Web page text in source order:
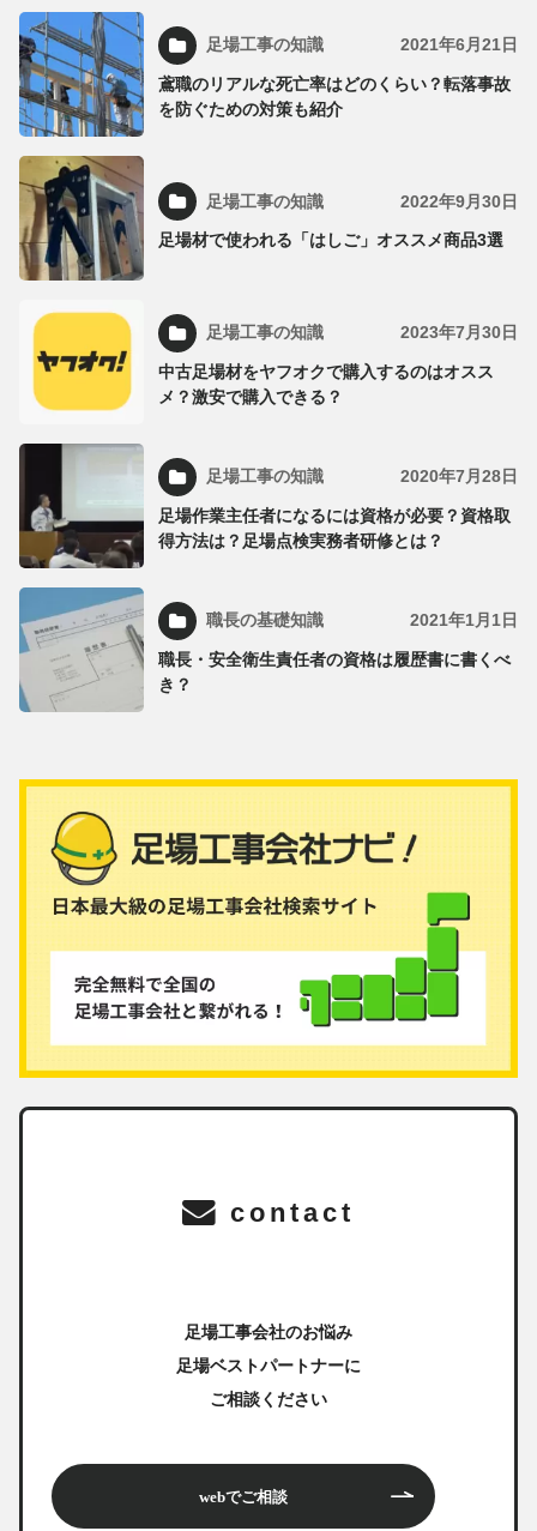
足場工事の知識 2021年6月21日
鳶職のリアルな死亡率はどのくらい？転落事故
を防ぐための対策も紹介
足場工事の知識 2022年9月30日
足場材で使われる「はしご」オススメ商品3選
足場工事の知識 2023年7月30日
中古足場材をヤフオクで購入するのはオスス
メ？激安で購入できる？
足場工事の知識 2020年7月28日
足場作業主任者になるには資格が必要？資格取
得方法は？足場点検実務者研修とは？
職長の基礎知識 2021年1月1日
職長・安全衛生責任者の資格は履歴書に書くべ
き？
contact
足場工事会社のお悩み
足場ベストパートナーに
ご相談ください
webでご相談